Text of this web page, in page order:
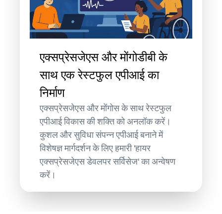
एक्सप्रेसजेएस और मोंगोडीबी के
साथ एक रेस्टफुल एपीआई का
निर्माण
एक्सप्रेसजेएस और मोंगोस के साथ रेस्टफुल
एपीआई विकास की शक्ति को अनलॉक करें।
कुशल और सुविधा संपन्न एपीआई बनाने में
विशेषज्ञ मार्गदर्शन के लिए हमारी 'हायर
एक्सप्रेसजेएस डेवलपर सर्विसेज' का अन्वेषण
करें।